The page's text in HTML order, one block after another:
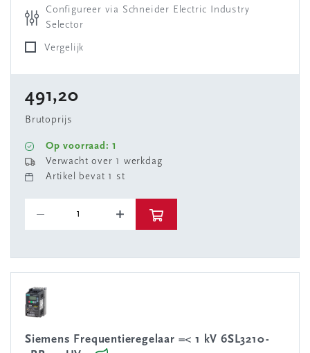
Configureer via Schneider Electric Industry
Selector
Vergelijk
491,20
Brutoprijs
Op voorraad: 1
Verwacht over 1 werkdag
Artikel bevat 1 st
Siemens Frequentieregelaar =< 1 kV 6SL3210-